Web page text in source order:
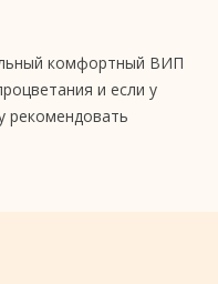
комфортный ВИП
и если у
рекомендовать